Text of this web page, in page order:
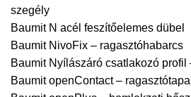
szegély
Baumit N acél feszítőelemes dübel
Baumit NivoFix – ragasztóhabarcs
Baumit Nyílászáró csatlakozó profil
Baumit openContact –